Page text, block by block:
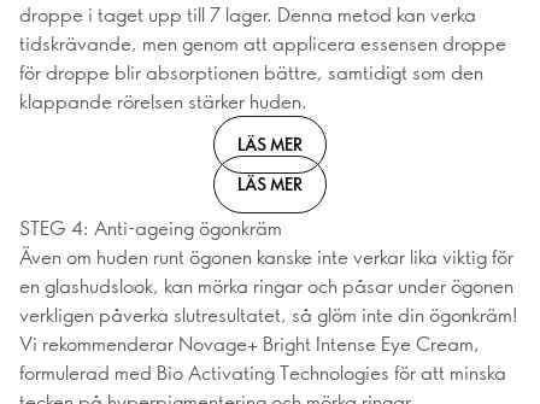
droppe i taget upp till 7 lager. Denna metod kan verka
tidskrävande, men genom att applicera essensen droppe
för droppe blir absorptionen bättre, samtidigt som den
klappande rörelsen stärker huden.
LÄS MER
LÄS MER
STEG 4: Anti-ageing ögonkräm
Även om huden runt ögonen kanske inte verkar lika viktig för
en glashudslook, kan mörka ringar och påsar under ögonen
verkligen påverka slutresultatet, så glöm inte din ögonkräm!
Vi rekommenderar Novage+ Bright Intense Eye Cream,
formulerad med Bio Activating Technologies för att minska